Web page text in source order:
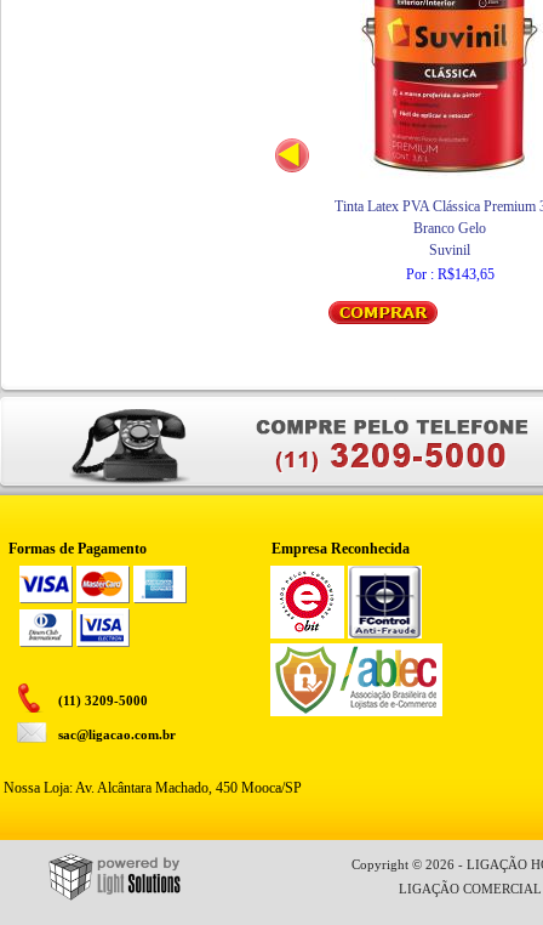
Tinta Latex PVA Clássica Premium
Branco Gelo
Suvinil
Por : R$143,65
Formas de Pagamento Empresa Reconhecida
(11) 3209-5000
sac@ligacao.com.br
Nossa Loja: Av. Alcântara Machado, 450 Mooca/SP
Copyright © 2026 - LIGAÇÃO
LIGAÇÃO